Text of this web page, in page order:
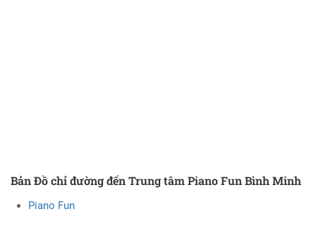
Bản Đồ chỉ đường đến Trung tâm Piano Fun Bình Minh
Piano Fun